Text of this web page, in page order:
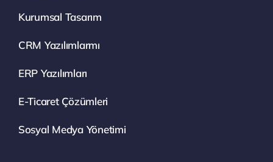
Kurumsal Tasarım
CRM Yazılımlarmı
ERP Yazılımları
E-Ticaret Çözümleri
Sosyal Medya Yönetimi